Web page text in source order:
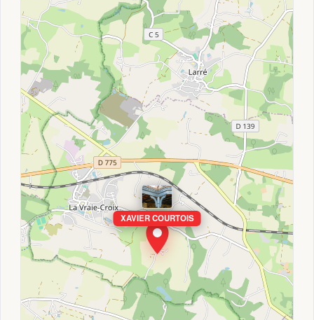
XAVIER COURTOIS